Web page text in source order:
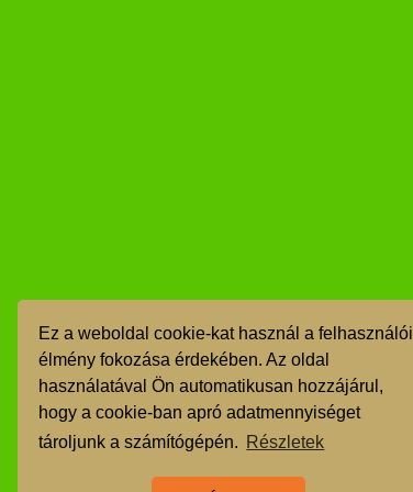
Ez a weboldal cookie-kat használ a felhasználói
élmény fokozása érdekében. Az oldal
használatával Ön automatikusan hozzájárul,
hogy a cookie-ban apró adatmennyiséget
tároljunk a számítógépén. Részletek